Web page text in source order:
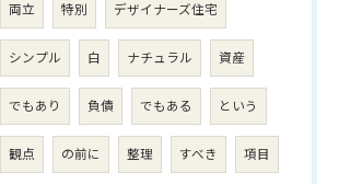
両立 特別 デザイナーズ住宅
シンプル 白 ナチュラル 資産
でもあり 負債 でもある という
観点 の前に 整理 すべき 項目